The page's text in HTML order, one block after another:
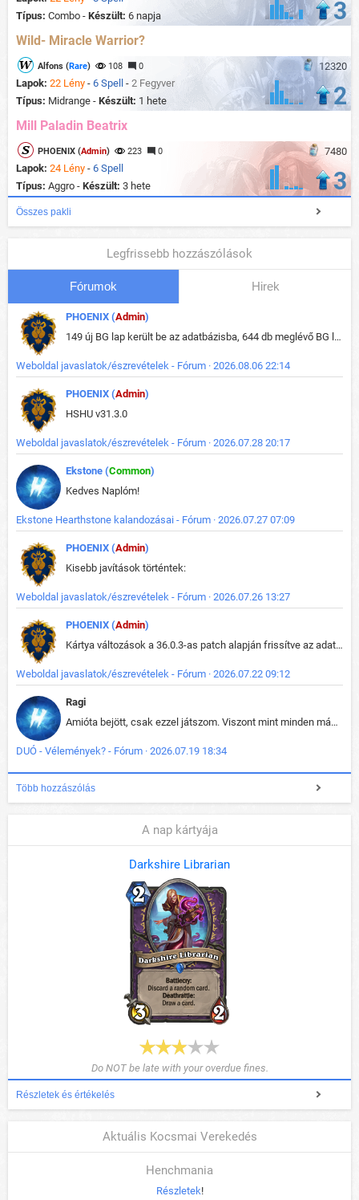
Típus: Combo - Készült: 6 napja 3
Wild- Miracle Warrior?
12320
Alfons (Rare) 108 0
Lapok: 22 Lény - 6 Spell - 2 Fegyver
Típus: Midrange - Készült: 1 hete 2
Mill Paladin Beatrix
7480
PHOENIX (Admin) 223 0
Lapok: 24 Lény - 6 Spell
Típus: Aggro - Készült: 3 hete 3
Összes pakli
Legfrissebb hozzászólások
Fórumok Hirek
PHOENIX (Admin)
149 új BG lap került be az adatbázisba, 644 db meglévő BG lap módosult, bekerültek az új képek a megváltozott lapokhoz is.
Weboldal javaslatok/észrevételek - Fórum · 2026.08.06 22:14
PHOENIX (Admin)
HSHU v31.3.0
Weboldal javaslatok/észrevételek - Fórum · 2026.07.28 20:17
Ekstone (Common)
Kedves Naplóm!
Ekstone Hearthstone kalandozásai - Fórum · 2026.07.27 07:09
PHOENIX (Admin)
Kisebb javítások történtek:
Weboldal javaslatok/észrevételek - Fórum · 2026.07.26 13:27
PHOENIX (Admin)
Kártya változások a 36.0.3-as patch alapján frissítve az adatbázisban (képek is cserélve).
Weboldal javaslatok/észrevételek - Fórum · 2026.07.22 09:12
Ragi
Amióta bejött, csak ezzel játszom. Viszont mint minden más - akár az alapjáték is, ez is baromira összetett lett. Néha már pár kör után is esélytelen az egész. Vagy irreállisan túltápol valaki, vagy lelép a partner, vagy csak hülye mint a segg. És amikor eljönne az én időm, na akkor jön el mindenki másé is. Engem jobban érdekelne, hogy ki milyen ratingen szokott játszani. Na ez lenne egy érdekes adat.
DUÓ - Vélemények? - Fórum · 2026.07.19 18:34
Több hozzászólás
A nap kártyája
Darkshire Librarian
Do NOT be late with your overdue fines.
Részletek és értékelés
Aktuális Kocsmai Verekedés
Henchmania
Részletek!